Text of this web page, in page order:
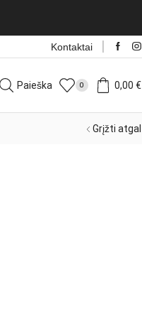
Kontaktai
Paieška 0 0,00 €
Grįžti atgal